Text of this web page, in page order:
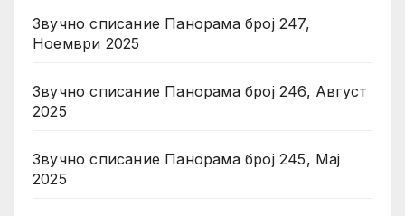
Звучно списание Панорама број 247,
Ноември 2025
Звучно списание Панорама број 246, Август
2025
Звучно списание Панорама број 245, Мај
2025